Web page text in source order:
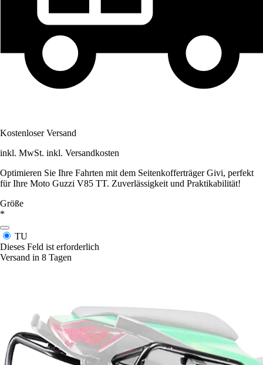
Kostenloser Versand
inkl. MwSt. inkl. Versandkosten
Optimieren Sie Ihre Fahrten mit dem Seitenkofferträger Givi, perfekt
für Ihre Moto Guzzi V85 TT. Zuverlässigkeit und Praktikabilität!
Größe
*
TU
Dieses Feld ist erforderlich
Versand in 8 Tagen